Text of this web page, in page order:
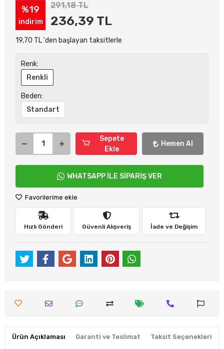
%19
indirim
291,18 TL
236,39 TL
19,70 TL 'den başlayan taksitlerle
Renk:
Renkli
Beden:
Standart
Sepete
Ekle
Hemen Al
WHATSAPP İLE SİPARİŞ VER
Favorilerime ekle
Hızlı Gönderi Güvenli Alışveriş İade ve Değişim
Ürün Açıklaması Garanti ve Teslimat Taksit Seçenekleri